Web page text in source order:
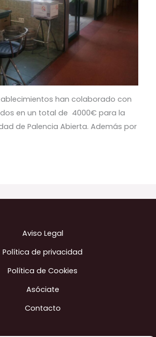
han colaborado con
en un total de 4000€ para la
de Palencia Abierta. Además por
Aviso Legal
Política de privacidad
Política de Cookies
Asóciate
Contacto